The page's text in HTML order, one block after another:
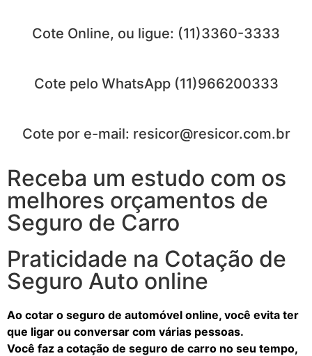
Cote Online, ou ligue: (11)3360-3333
Cote pelo WhatsApp (11)966200333
Cote por e-mail: resicor@resicor.com.br
Receba um estudo com os
melhores orçamentos de
Seguro de Carro
Praticidade na Cotação de
Seguro Auto online
Ao cotar o seguro de automóvel online, você evita ter
que ligar ou conversar com várias pessoas.
Você faz a cotação de seguro de carro no seu tempo,